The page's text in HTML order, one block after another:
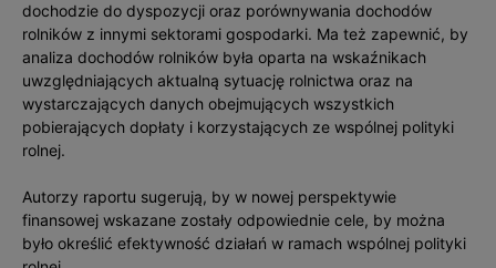
dochodzie do dyspozycji oraz porównywania dochodów
rolników z innymi sektorami gospodarki. Ma też zapewnić, by
analiza dochodów rolników była oparta na wskaźnikach
uwzględniających aktualną sytuację rolnictwa oraz na
wystarczających danych obejmujących wszystkich
pobierających dopłaty i korzystających ze wspólnej polityki
rolnej.
Autorzy raportu sugerują, by w nowej perspektywie
finansowej wskazane zostały odpowiednie cele, by można
było określić efektywność działań w ramach wspólnej polityki